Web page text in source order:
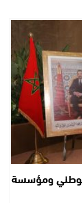
الوطني ومؤسسة